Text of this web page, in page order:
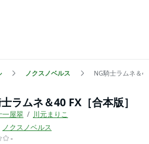
ノクスノベルス NG騎士ラムネ＆
ラムネ＆40 FX［合本版］
一屋翠
川元まりこ
ノクスノベルス
-